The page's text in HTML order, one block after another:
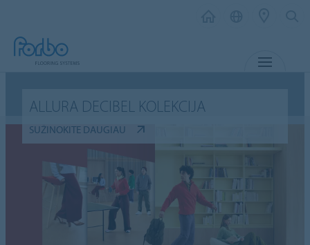
ALLURA DECIBEL KOLEKCIJA
SUŽINOKITE DAUGIAU